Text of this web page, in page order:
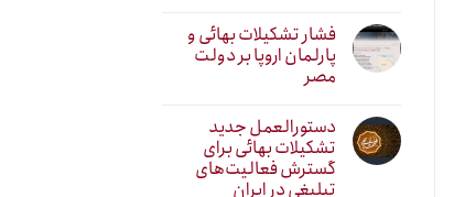
فشار تشکیلات بهائی و
پارلمان اروپا بر دولت
مصر
دستورالعمل جدید
تشکیلات بهائی برای
گسترش فعالیت‌های
تبلیغی در ایران